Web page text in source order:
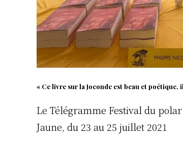
« Ce livre sur la Joconde est beau et
Le Télégramme Festival du
Jaune, du 23 au 25 juillet 2021